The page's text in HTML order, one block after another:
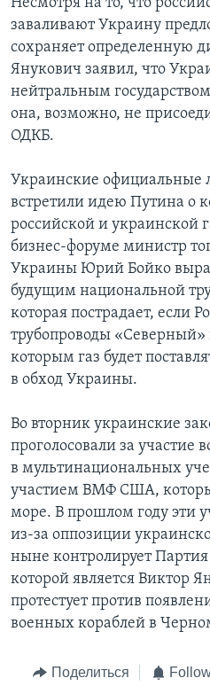
заваливают Украину
сохраняет определенную
Янукович заявил, что
нейтральным
она, возможно, не
ОДКБ.
Украинские официальные
встретили идею Путина о
российской и украинской
бизнес-форуме министр
Украины Юрий Бойко
будущим национальной
которая пострадает, если
трубопроводы
которым газ будет
в обход Украины.
Во вторник украинские
проголосовали за участие
в мультинациональных
участием ВМФ США,
море. В прошлом году эти
из-за оппозиции
ныне контролирует
которой является Виктор
протестует против
военных кораблей в
Поделиться